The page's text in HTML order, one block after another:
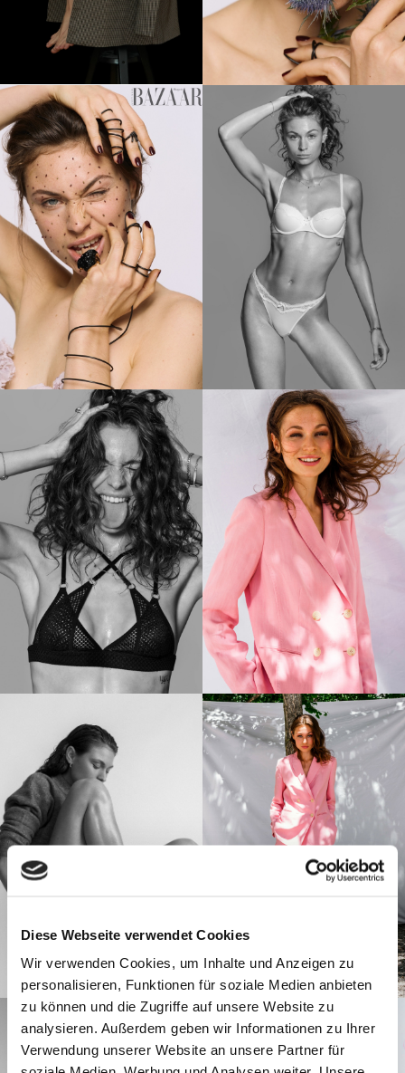
Diese Webseite verwendet Cookies
Wir verwenden Cookies, um Inhalte und Anzeigen zu
personalisieren, Funktionen für soziale Medien anbieten
zu können und die Zugriffe auf unsere Website zu
analysieren. Außerdem geben wir Informationen zu Ihrer
Verwendung unserer Website an unsere Partner für